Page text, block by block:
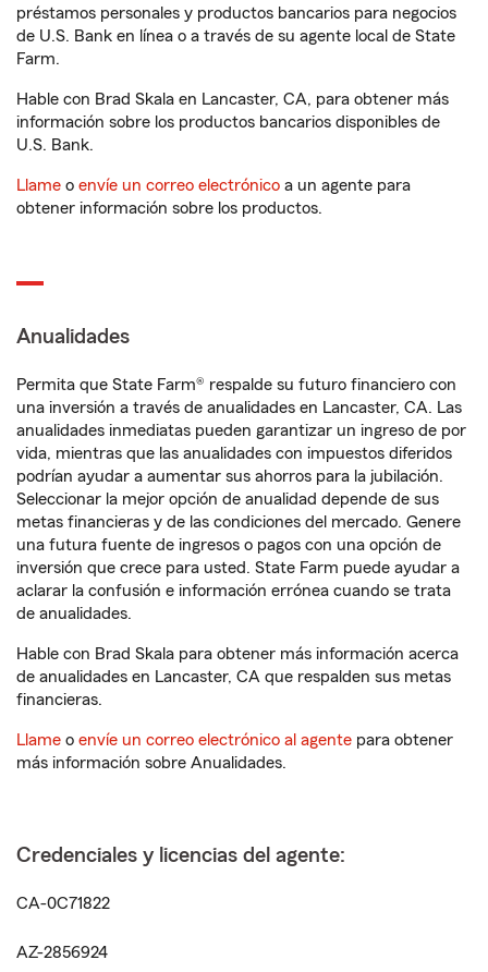
préstamos personales y productos bancarios para negocios
de U.S. Bank en línea o a través de su agente local de State
Farm.
Hable con Brad Skala en Lancaster, CA, para obtener más
información sobre los productos bancarios disponibles de
U.S. Bank.
Llame o envíe un correo electrónico a un agente para
obtener información sobre los productos.
Anualidades
Permita que State Farm® respalde su futuro financiero con
una inversión a través de anualidades en Lancaster, CA. Las
anualidades inmediatas pueden garantizar un ingreso de por
vida, mientras que las anualidades con impuestos diferidos
podrían ayudar a aumentar sus ahorros para la jubilación.
Seleccionar la mejor opción de anualidad depende de sus
metas financieras y de las condiciones del mercado. Genere
una futura fuente de ingresos o pagos con una opción de
inversión que crece para usted. State Farm puede ayudar a
aclarar la confusión e información errónea cuando se trata
de anualidades.
Hable con Brad Skala para obtener más información acerca
de anualidades en Lancaster, CA que respalden sus metas
financieras.
Llame o envíe un correo electrónico al agente para obtener
más información sobre Anualidades.
Credenciales y licencias del agente:
CA-0C71822
AZ-2856924